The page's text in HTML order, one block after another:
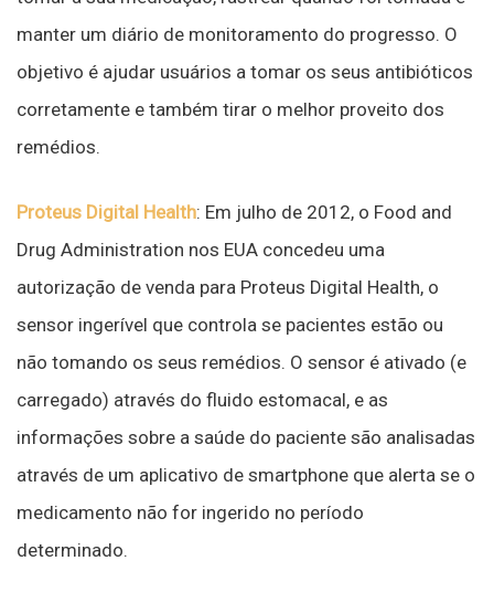
manter um diário de monitoramento do progresso. O
objetivo é ajudar usuários a tomar os seus antibióticos
corretamente e também tirar o melhor proveito dos
remédios.
Proteus Digital Health: Em julho de 2012, o Food and
Drug Administration nos EUA concedeu uma
autorização de venda para Proteus Digital Health, o
sensor ingerível que controla se pacientes estão ou
não tomando os seus remédios. O sensor é ativado (e
carregado) através do fluido estomacal, e as
informações sobre a saúde do paciente são analisadas
através de um aplicativo de smartphone que alerta se o
medicamento não for ingerido no período
determinado.